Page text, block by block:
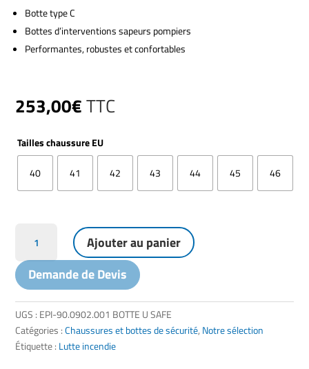
Botte type C
Bottes d’interventions sapeurs pompiers
Performantes, robustes et confortables
253,00€TTC
Tailles chaussure EU
40 41 42 43 44 45 46
Bottes
pompiers
d'intervention
-
EN
15090
Ajouter au panier
Demande de Devis
UGS : EPI-90.0902.001 BOTTE U SAFE
Catégories :Chaussures et bottes de sécurité, Notre sélection
Étiquette : Lutte incendie